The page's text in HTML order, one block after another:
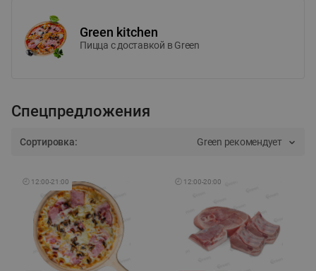
Green kitchen
Пицца c доставкой в Green
Спецпредложения
Сортировка: Green рекомендует
🕘 12:00-21:00 🕘 12:00-20:00